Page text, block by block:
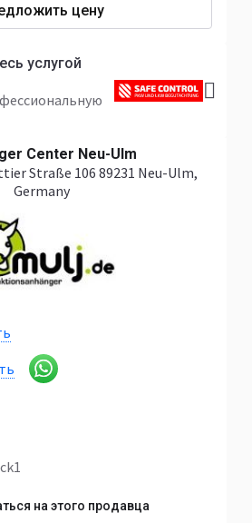
цену
услугой
Center Neu-Ulm
Straße 106 89231 Neu-Ulm,
Germany
на этого продавца